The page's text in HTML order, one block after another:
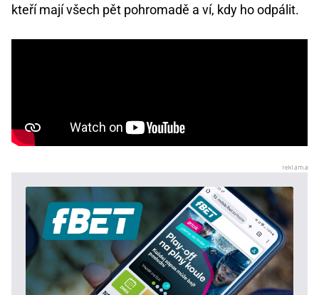
kteří mají všech pět pohromadě a ví, kdy ho odpálit.